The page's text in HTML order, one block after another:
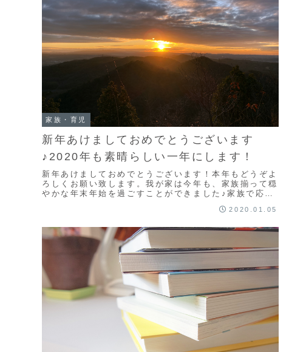
家族・育児
新年あけましておめでとうございます
♪2020年も素晴らしい一年にします！
新年あけましておめでとうございます！本年もどうぞよ
ろしくお願い致します。我が家は今年も、家族揃って穏
やかな年末年始を過ごすことができました♪家族で応援
2020.01.05